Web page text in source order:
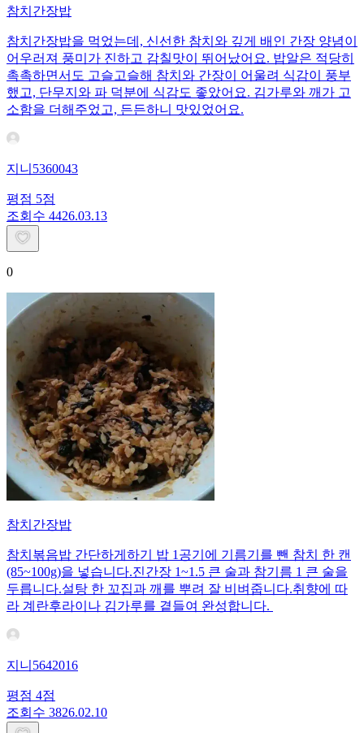
참치간장밥
참치간장밥을 먹었는데, 신선한 참치와 깊게 배인 간장 양념이
어우러져 풍미가 진하고 감칠맛이 뛰어났어요. 밥알은 적당히
촉촉하면서도 고슬고슬해 참치와 간장이 어울려 식감이 풍부
했고, 단무지와 파 덕분에 식감도 좋았어요. 김가루와 깨가 고
소함을 더해주었고, 든든하니 맛있었어요.
지니5360043
평점 5점
조회수 4426.03.13
0
참치간장밥
참치볶음밥 간단하게하기 밥 1공기에 기름기를 뺀 참치 한 캔
(85~100g)을 넣습니다.진간장 1~1.5 큰 술과 참기름 1 큰 술을
두릅니다.설탕 한 꼬집과 깨를 뿌려 잘 비벼줍니다.취향에 따
라 계란후라이나 김가루를 곁들여 완성합니다.
지니5642016
평점 4점
조회수 3826.02.10